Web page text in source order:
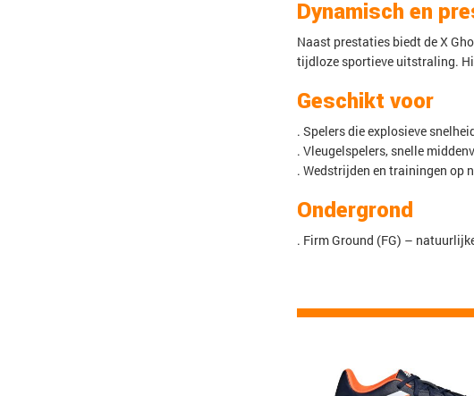
Dynamisch en
Naast prestaties biedt de X
tijdloze sportieve uitstraling.
Geschikt voor
. Spelers die explosieve
. Vleugelspelers, snelle
. Wedstrijden en trainingen op
Ondergrond
. Firm Ground (FG) –